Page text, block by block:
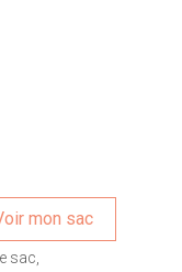
mon sac
sac,